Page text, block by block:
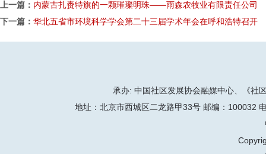
上一篇： 内蒙古扎赉特旗的一颗璀璨明珠——雨森农牧业有限责任公司
下一篇： 华北五省市环境科学学会第二十三届学术年会在呼和浩特召开
承办: 中国社区发展协会融媒中心、《社
地址：北京市西城区二龙路甲33号 邮编：100032